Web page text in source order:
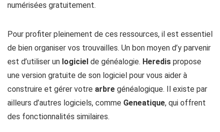
numérisées gratuitement.
Pour profiter pleinement de ces ressources, il est essentiel
de bien organiser vos trouvailles. Un bon moyen d’y parvenir
est d’utiliser un logiciel de généalogie. Heredis propose
une version gratuite de son logiciel pour vous aider à
construire et gérer votre arbre généalogique. Il existe par
ailleurs d’autres logiciels, comme Geneatique, qui offrent
des fonctionnalités similaires.